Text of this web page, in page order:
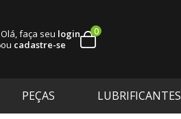
Olá, faça seu login
ou cadastre-se
0
PEÇAS LUBRIFICANTES